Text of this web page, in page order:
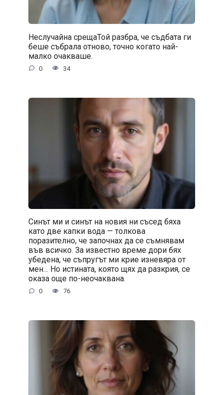
Неслучайна срещаТой разбра, че съдбата ги
беше събрала отново, точно когато най-
малко очакваше.
0 34
Синът ми и синът на новия ни съсед бяха
като две капки вода — толкова
поразително, че започнах да се съмнявам
във всичко. За известно време дори бях
убедена, че съпругът ми крие изневяра от
мен… Но истината, която щях да разкрия, се
оказа още по-неочаквана.
0 76